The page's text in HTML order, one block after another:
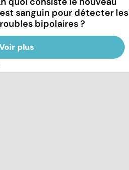
sanguin pour détecter les
bipolaires ?
plus